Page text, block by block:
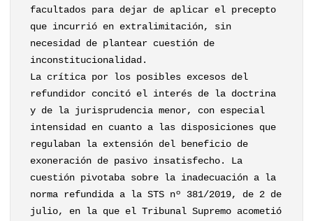
facultados para dejar de aplicar el precepto
que incurrió en extralimitación, sin
necesidad de plantear cuestión de
inconstitucionalidad.
La crítica por los posibles excesos del
refundidor concitó el interés de la doctrina
y de la jurisprudencia menor, con especial
intensidad en cuanto a las disposiciones que
regulaban la extensión del beneficio de
exoneración de pasivo insatisfecho. La
cuestión pivotaba sobre la inadecuación a la
norma refundida a la STS nº 381/2019, de 2 de
julio, en la que el Tribunal Supremo acometió